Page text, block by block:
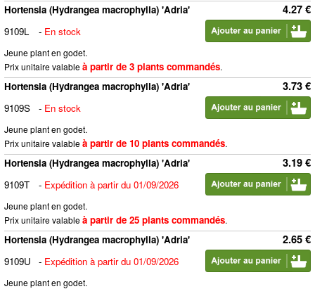
4.27 €
Hortensia (Hydrangea macrophylla) 'Adria'
9109L
- En stock
Jeune plant en godet.
Prix unitaire valableà partir de 3 plants commandés.
3.73 €
Hortensia (Hydrangea macrophylla) 'Adria'
9109S
- En stock
Jeune plant en godet.
Prix unitaire valableà partir de 10 plants commandés.
3.19 €
Hortensia (Hydrangea macrophylla) 'Adria'
9109T
- Expédition à partir du 01/09/2026
Jeune plant en godet.
Prix unitaire valableà partir de 25 plants commandés.
2.65 €
Hortensia (Hydrangea macrophylla) 'Adria'
9109U
- Expédition à partir du 01/09/2026
Jeune plant en godet.